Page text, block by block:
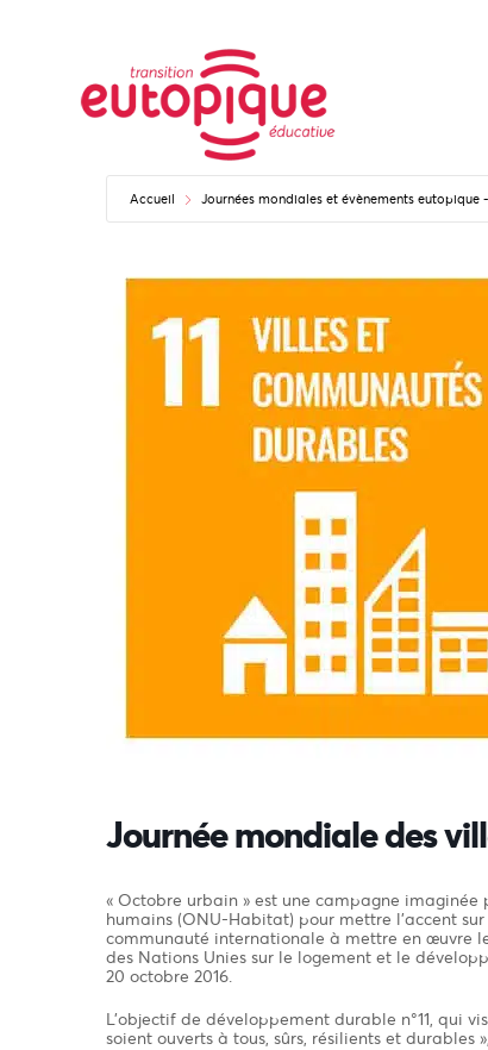
Accueil Journées mondiales et évènements eutopique
Journée mondiale des
« Octobre urbain » est une campagne
humains (ONU-Habitat) pour mettre l’accent
communauté internationale à mettre en œuvre
des Nations Unies sur le logement et le
20 octobre 2016.
L’objectif de développement durable n°11, qui
soient ouverts à tous, sûrs, résilients et